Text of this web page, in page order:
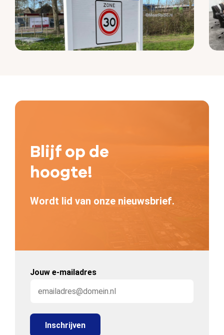
Blijf op de
hoogte!
Wordt lid van onze nieuwsbrief.
Jouw e-mailadres